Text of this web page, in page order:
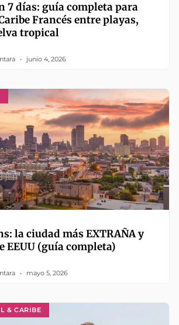
7 días: guía completa para
Francés entre playas,
tropical
junio 4, 2026
la ciudad más EXTRAÑA y
EEUU (guía completa)
mayo 5, 2026
& CARIBE